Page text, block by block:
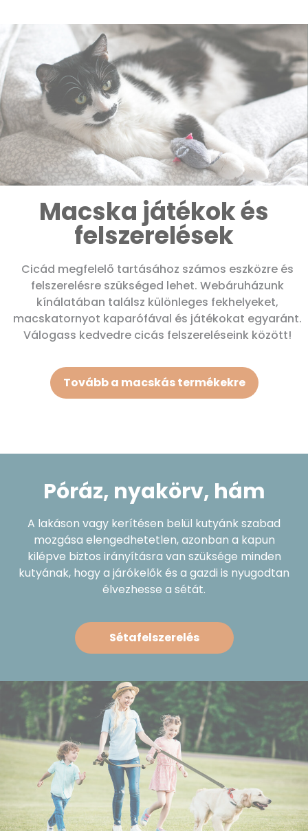
Macska játékok és
felszerelések
Cicád megfelelő tartásához számos eszközre és
felszerelésre szükséged lehet. Webáruházunk
kínálatában találsz különleges fekhelyeket,
macskatornyot kaparófával és játékokat egyaránt.
Válogass kedvedre cicás felszereléseink között!
Tovább a macskás termékekre
Póráz, nyakörv, hám
A lakáson vagy kerítésen belül kutyánk szabad
mozgása elengedhetetlen, azonban a kapun
kilépve biztos irányításra van szüksége minden
kutyának, hogy a járókelők és a gazdi is nyugodtan
élvezhesse a sétát.
Sétafelszerelés